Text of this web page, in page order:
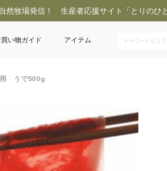
然牧場発信！ 生産者応援サイト「とりのひ
買い物ガイド アイテム
うで500g